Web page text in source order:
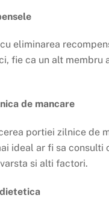
eliminarea
fie ca un alt
de mancare
portiei zilnice de
ideal ar fi sa
si alti factori.